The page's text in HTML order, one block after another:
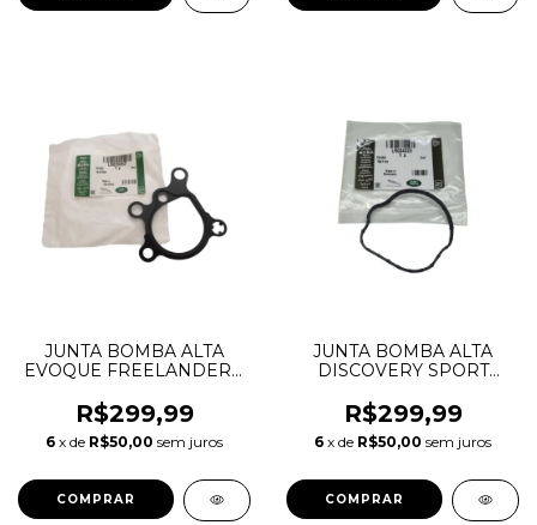
JUNTA BOMBA ALTA
EVOQUE FREELANDER 2
ECOBOOST LR025257
XR858478 31316642
AG9G9A420BC METAL
R$299,99
6 x de R$50,00 sem juros
JUNTA BOMBA ALTA
DISCOVERY SPORT
VOLVO XC60 2.0
ECOBOOST LR034323
CB5Z9276A JDE28259
R$299,99
6 x de R$50,00 sem juros